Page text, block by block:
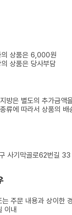
상품은 6,000원
상품은 당사부담
방은 별도의 추가금
류에 따라서 상품의
사기막골로62번길 33
주문 내용과 상이한
이내